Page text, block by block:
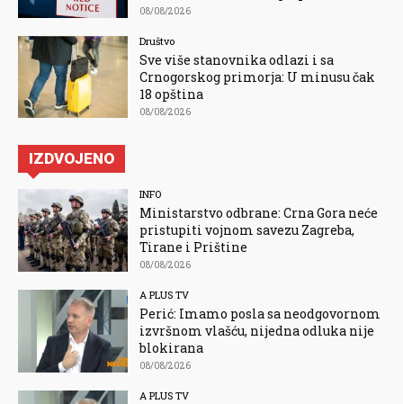
08/08/2026
Društvo
Sve više stanovnika odlazi i sa
Crnogorskog primorja: U minusu čak
18 opština
08/08/2026
IZDVOJENO
INFO
Ministarstvo odbrane: Crna Gora neće
pristupiti vojnom savezu Zagreba,
Tirane i Prištine
08/08/2026
A PLUS TV
Perić: Imamo posla sa neodgovornom
izvršnom vlašću, nijedna odluka nije
blokirana
08/08/2026
A PLUS TV